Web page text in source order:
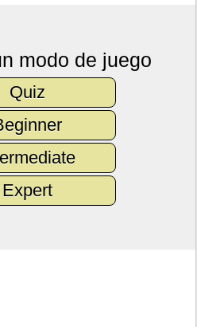
modo de juego
Quiz
Expert